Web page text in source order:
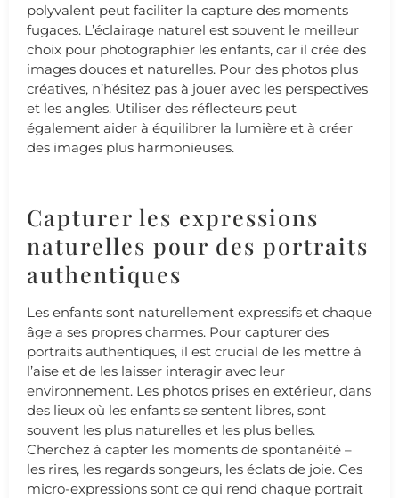
polyvalent peut faciliter la capture des moments
fugaces. L’éclairage naturel est souvent le meilleur
choix pour photographier les enfants, car il crée des
images douces et naturelles. Pour des photos plus
créatives, n’hésitez pas à jouer avec les perspectives
et les angles. Utiliser des réflecteurs peut
également aider à équilibrer la lumière et à créer
des images plus harmonieuses.
Capturer les expressions
naturelles pour des portraits
authentiques
Les enfants sont naturellement expressifs et chaque
âge a ses propres charmes. Pour capturer des
portraits authentiques, il est crucial de les mettre à
l’aise et de les laisser interagir avec leur
environnement. Les photos prises en extérieur, dans
des lieux où les enfants se sentent libres, sont
souvent les plus naturelles et les plus belles.
Cherchez à capter les moments de spontanéité –
les rires, les regards songeurs, les éclats de joie. Ces
micro-expressions sont ce qui rend chaque portrait